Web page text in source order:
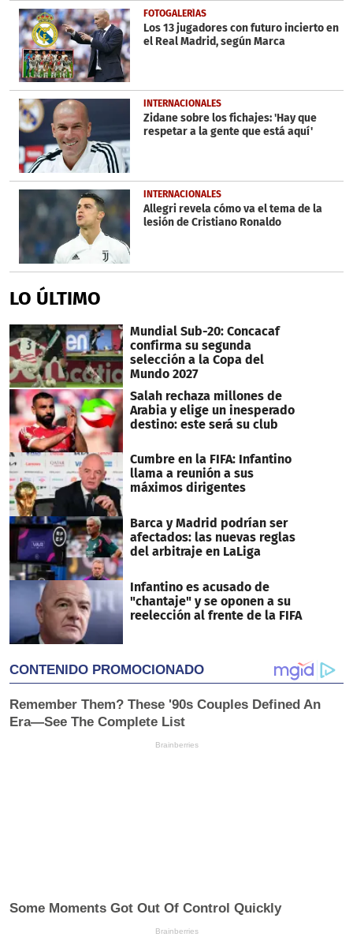
FOTOGALERÍAS
Los 13 jugadores con futuro incierto en
el Real Madrid, según Marca
INTERNACIONALES
Zidane sobre los fichajes: 'Hay que
respetar a la gente que está aquí'
INTERNACIONALES
Allegri revela cómo va el tema de la
lesión de Cristiano Ronaldo
LO ÚLTIMO
Mundial Sub-20: Concacaf
confirma su segunda
selección a la Copa del
Mundo 2027
Salah rechaza millones de
Arabia y elige un inesperado
destino: este será su club
Cumbre en la FIFA: Infantino
llama a reunión a sus
máximos dirigentes
Barca y Madrid podrían ser
afectados: las nuevas reglas
del arbitraje en LaLiga
Infantino es acusado de
"chantaje" y se oponen a su
reelección al frente de la FIFA